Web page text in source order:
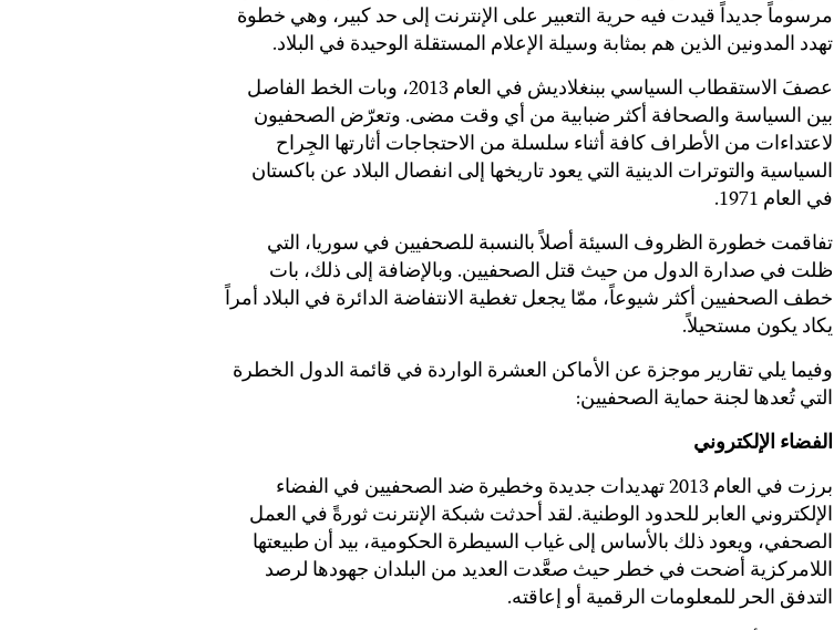
مرسوماً جديداً قيدت فيه حرية التعبير على الإنترنت إلى حد كبير، وهي خطوة
تهدد المدونين الذين هم بمثابة وسيلة الإعلام المستقلة الوحيدة في البلاد.
عصفَ الاستقطاب السياسي ببنغلاديش في العام 2013، وبات الخط الفاصل
بين السياسة والصحافة أكثر ضبابية من أي وقت مضى. وتعرّض الصحفيون
لاعتداءات من الأطراف كافة أثناء سلسلة من الاحتجاجات أثارتها الجِراح
السياسية والتوترات الدينية التي يعود تاريخها إلى انفصال البلاد عن باكستان
في العام 1971.
تفاقمت خطورة الظروف السيئة أصلاً بالنسبة للصحفيين في سوريا، التي
ظلت في صدارة الدول من حيث قتل الصحفيين. وبالإضافة إلى ذلك، بات
خطف الصحفيين أكثر شيوعاً، ممّا يجعل تغطية الانتفاضة الدائرة في البلاد أمراً
يكاد يكون مستحيلاً.
وفيما يلي تقارير موجزة عن الأماكن العشرة الواردة في قائمة الدول الخطرة
التي تُعدها لجنة حماية الصحفيين:
الفضاء الإلكتروني
برزت في العام 2013 تهديدات جديدة وخطيرة ضد الصحفيين في الفضاء
الإلكتروني العابر للحدود الوطنية. لقد أحدثت شبكة الإنترنت ثورةً في العمل
الصحفي، ويعود ذلك بالأساس إلى غياب السيطرة الحكومية، بيد أن طبيعتها
اللامركزية أضحت في خطر حيث صعَّدت العديد من البلدان جهودها لرصد
التدفق الحر للمعلومات الرقمية أو إعاقته.